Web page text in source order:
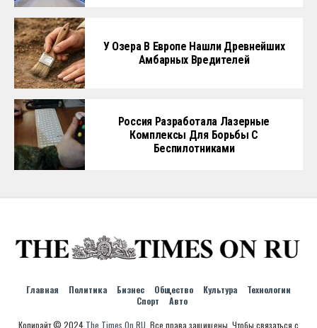
У Озера В Европе Нашли Древнейших
Амбарных Вредителей
Россия Разработала Лазерные
Комплексы Для Борьбы С
Беспилотниками
Главная Политика Бизнес Общество Культура
Технологии
Спорт
Авто
Копирайт © 2024 The Times On RU . Все права защищены. Чтобы связаться с